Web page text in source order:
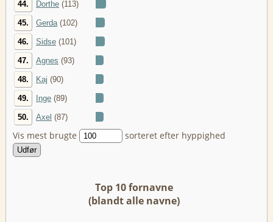
44. Dorthe (113)
45. Gerda(102)
46. Sidse (101)
47. Agnes (93)
48. Kaj (90)
49. Inge (89)
50. Axel (87)
Vis mest brugte sorteret efter hyppighed
Top 10 fornavne
(blandt alle navne)